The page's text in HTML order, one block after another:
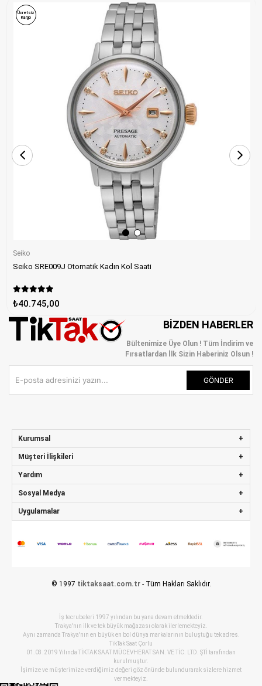
Seiko
Seiko SRE009J Otomatik Kadın Kol Saati
₺40.745,00
Ücretsiz
Kargo
BIZDEN HABERLER
Bültenimize Üye Olun ! Tüm İndirim ve
Fırsatlardan İlk Sizin Haberiniz Olsun !
GÖNDER
Kurumsal
Müşteri İlişkileri
Yardım
Sosyal Medya
Uygulamalar
© 1997 tiktaksaat.com.tr - Tüm Hakları Saklıdır.
İş tecrubeleri 1997 yılından bu yana devam etmektedir.
Trakya'nın ilk ve tek büyük mağazası olarak ilerlemekteyiz.
Aynı zamanda Trakya'nın en büyük en bol dünya markalarının buluştuğu tek adres.
TikTak Saat Çorlu
01.03.2019 Yılında TİKTAK SAAT MÜCEVHERAT SAN. VE TİC. LTD. ŞTİ tarafından
kurulmuştur.
İşimize ve müşterimize verdiğimiz değeri göz önünde bulundurarak sizlere hizmet
vermekteyiz.